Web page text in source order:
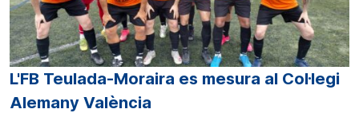
L'FB Teulada-Moraira es mesura al Col·legi
Alemany València